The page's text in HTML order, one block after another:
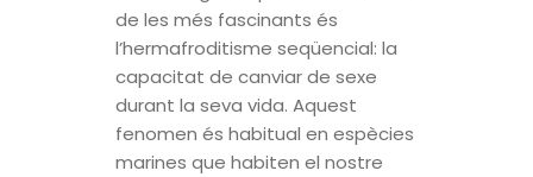
de les més fascinants és
l’hermafroditisme seqüencial: la
capacitat de canviar de sexe
durant la seva vida. Aquest
fenomen és habitual en espècies
marines que habiten el nostre